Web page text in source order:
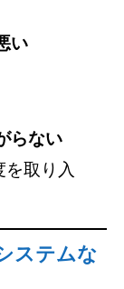
い
らない
取り入
ステムな